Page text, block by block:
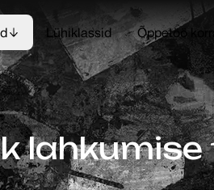
Lühiklassid Õppetöö